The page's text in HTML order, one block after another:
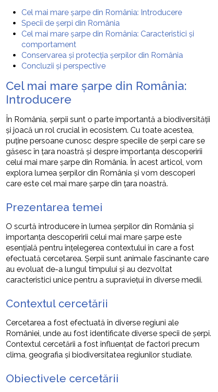
Cel mai mare șarpe din România: Introducere
Specii de șerpi din România
Cel mai mare șarpe din România: Caracteristici și
comportament
Conservarea și protecția șerpilor din România
Concluzii și perspective
Cel mai mare șarpe din România:
Introducere
În România, șerpii sunt o parte importantă a biodiversității
și joacă un rol crucial în ecosistem. Cu toate acestea,
puține persoane cunosc despre speciile de șerpi care se
găsesc în țara noastră și despre importanța descoperirii
celui mai mare șarpe din România. În acest articol, vom
explora lumea șerpilor din România și vom descoperi
care este cel mai mare șarpe din țara noastră.
Prezentarea temei
O scurtă introducere în lumea șerpilor din România și
importanța descoperirii celui mai mare șarpe este
esențială pentru înțelegerea contextului în care a fost
efectuată cercetarea. Șerpii sunt animale fascinante care
au evoluat de-a lungul timpului și au dezvoltat
caracteristici unice pentru a supraviețui în diverse medii.
Contextul cercetării
Cercetarea a fost efectuată în diverse regiuni ale
României, unde au fost identificate diverse specii de șerpi.
Contextul cercetării a fost influențat de factori precum
clima, geografia și biodiversitatea regiunilor studiate.
Obiectivele cercetării